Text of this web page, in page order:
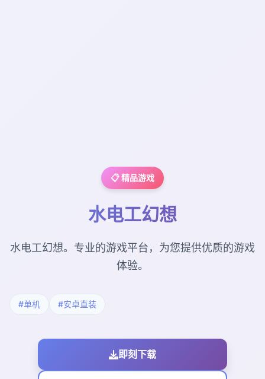
📋 精品游戏
水电工幻想
水电工幻想。专业的游戏平台，为您提供优质的游戏
体验。
#单机 #安卓直装
即刻下载